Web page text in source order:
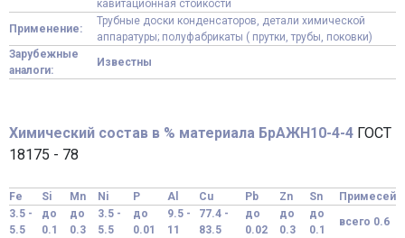
кавитационная стойкости
Применение:
Трубные доски конденсаторов, детали химической
аппаратуры; полуфабрикаты ( прутки, трубы, поковки)
Зарубежные
аналоги:
Известны
Химический состав в % материала БрАЖН10-4-4 ГОСТ
18175 - 78
Fe Si Mn Ni P Al Cu Pb Zn Sn
Примесей
3.5 -
5.5
до
0.1
до
0.3
3.5 -
5.5
до
0.01
9.5 -
11
77.4 -
83.5
до
0.02
до
0.3
до
0.1
всего 0.6